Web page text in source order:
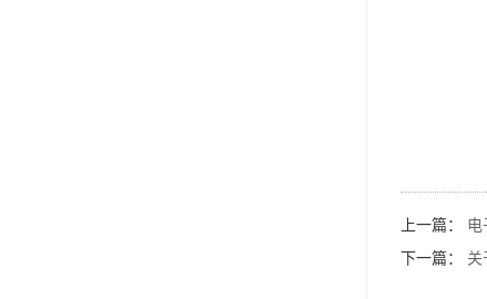
上一篇：
电
下一篇：
关